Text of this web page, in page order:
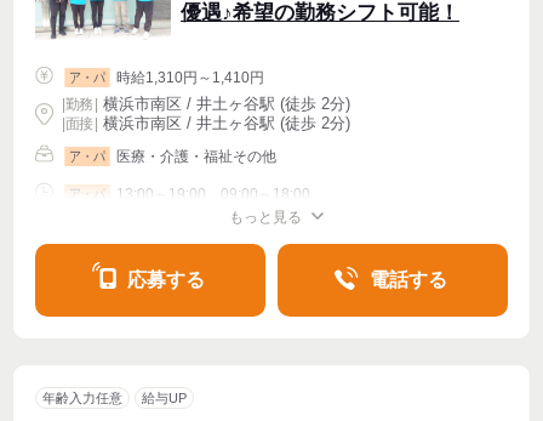
優遇♪希望の勤務シフト可能！
ア・パ
時給1,310円～1,410円
|勤務 横浜市南区 / 井土ヶ谷駅 (徒歩 2分)
| 面接 | 横浜市南区 / 井土ヶ谷駅 (徒歩 2分)
ア・パ 医療・介護・福祉その他
ア・パ 13:00～19:00、09:00～18:00
もっと見る
応募する 電話する
年齢入力任意 給与UP